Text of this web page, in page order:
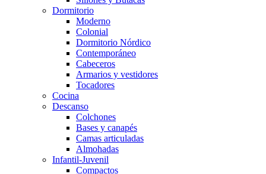
Dormitorio
Moderno
Colonial
Dormitorio Nórdico
Contemporáneo
Cabeceros
Armarios y vestidores
Tocadores
Cocina
Descanso
Colchones
Bases y canapés
Camas articuladas
Almohadas
Infantil-Juvenil
Compactos